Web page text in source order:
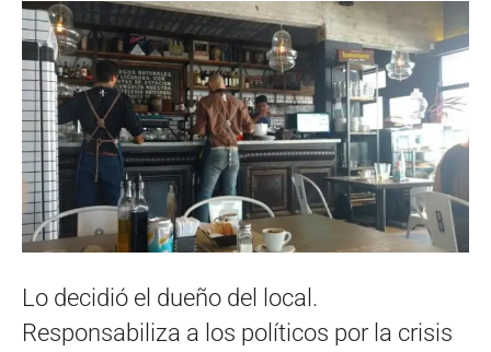
Lo decidió el dueño del local.
Responsabiliza a los políticos por la crisis